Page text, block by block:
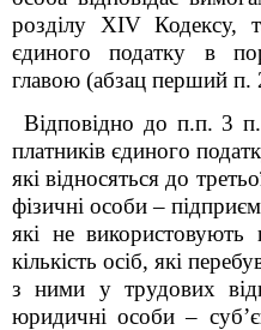
розділу XIV Кодексу,
єдиного податку в
главою (абзац перший п.
Відповідно до п.п. 3
платників єдиного
які відносяться до
фізичні особи –
які не
кількість осіб, які
з ними у трудових
юридичні особи –